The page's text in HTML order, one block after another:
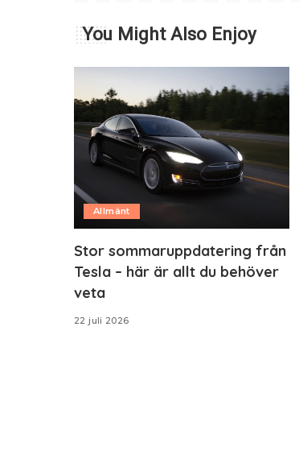
You Might Also Enjoy
Allmänt
Stor sommaruppdatering från
Tesla – här är allt du behöver
veta
22 juli 2026